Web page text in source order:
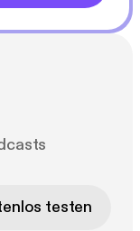
testen